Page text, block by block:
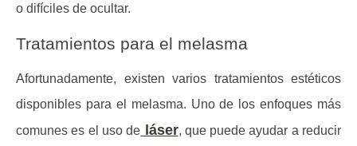
o difíciles de ocultar.
Tratamientos para el melasma
Afortunadamente, existen varios tratamientos estéticos
disponibles para el melasma. Uno de los enfoques más
comunes es el uso de láser, que puede ayudar a reducir